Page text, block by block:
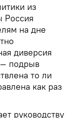
из
Россия
на дне
диверсия
— подрыв
то ли
как раз
руководству